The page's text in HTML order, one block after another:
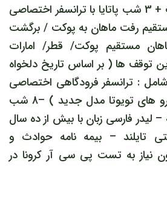
تور کامل 5 شب پوکت + 3 شب پاتایا با ترانسفر اختصاصی
مستقیم رفت ماهان به پوکت / برگشت
مستقیم پوکت/ قطر/ امارات
توقف ها ( بر اساس تاریخ دلخواه
: ترانسفر فرودگاهی اختصاصی
مدرن و لوکس ( خودرو های تویوتا مدل جدید ) –8 شب
لیدر فارسی زبان با بیش از ده سال
تایلند – بیمه نامه حوادث و
نیاز به تست پی سی آر کرونا در